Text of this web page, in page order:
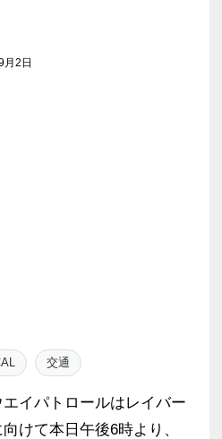
月2日
交通
イパトロールはレイバー
けて本日午後6時より、